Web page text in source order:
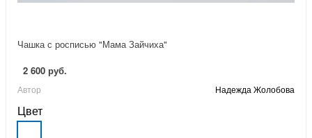
Чашка с росписью "Мама Зайчиха"
2 600 руб.
Автор Надежда Жолобова
Цвет